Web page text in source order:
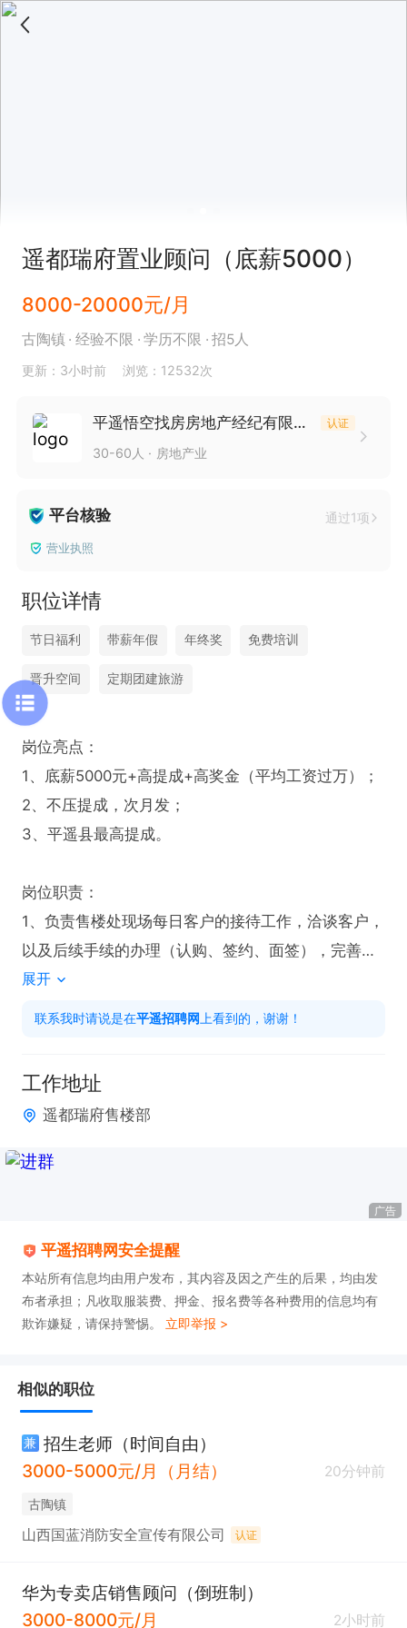
遥都瑞府置业顾问（底薪5000）
8000-20000元/月
古陶镇 经验不限 学历不限 招5人
更新：3小时前 浏览：12532次
平遥悟空找房房地产经纪有限公司 认证
30-60人 房地产业
平台核验 通过1项
营业执照
职位详情
节日福利 带薪年假 年终奖 免费培训
晋升空间 定期团建旅游
岗位亮点：
1、底薪5000元+高提成+高奖金（平均工资过万）；
2、不压提成，次月发；
3、平遥县最高提成。
岗位职责：
1、负责售楼处现场每日客户的接待工作，洽谈客户，
以及后续手续的办理（认购、签约、面签），完善销
售目标；
2、负责为客户提供专业的房地产置业咨询服务；
4、协助销售主管完成部门的其他相关工作任务。
展开
联系我时请说是在平遥招聘网 上看到的，谢谢！
工作地址
遥都瑞府售楼部
广告
平遥招聘网安全提醒
本站所有信息均由用户发布，其内容及因之产生的后果，均由发
布者承担；凡收取服装费、押金、报名费等各种费用的信息均有
欺诈嫌疑，请保持警惕。 立即举报 >
相似的职位
兼 招生老师（时间自由）
3000-5000元/月（月结）
20分钟前
古陶镇
山西国蓝消防安全宣传有限公司 认证
华为专卖店销售顾问（倒班制）
3000-8000元/月
2小时前